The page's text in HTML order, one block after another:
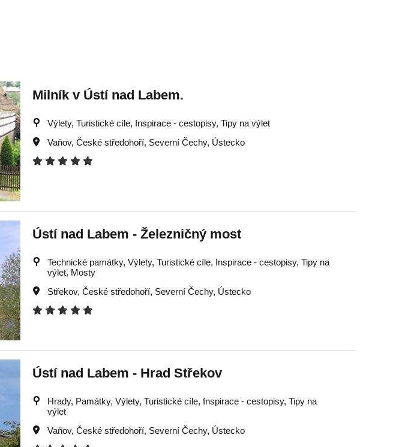
Milník v Ústí nad Labem.
Výlety, Turistické cíle, Inspirace - cestopisy, Tipy na výlet
Vaňov, České středohoří, Severní Čechy, Ústecko
Ústí nad Labem - Železničný most
Technické památky, Výlety, Turistické cíle, Inspirace - cestopisy, Tipy na
výlet, Mosty
Střekov, České středohoří, Severní Čechy, Ústecko
Ústí nad Labem - Hrad Střekov
Hrady, Památky, Výlety, Turistické cíle, Inspirace - cestopisy, Tipy na
výlet
Vaňov, České středohoří, Severní Čechy, Ústecko